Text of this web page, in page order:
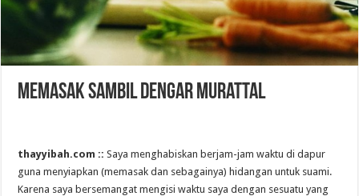
Memasak Sambil Dengar Murattal
thayyibah.com ::Saya menghabiskan berjam-jam waktu di dapur
guna menyiapkan (memasak dan sebagainya) hidangan untuk suami.
Karena saya bersemangat mengisi waktu saya dengan sesuatu yang